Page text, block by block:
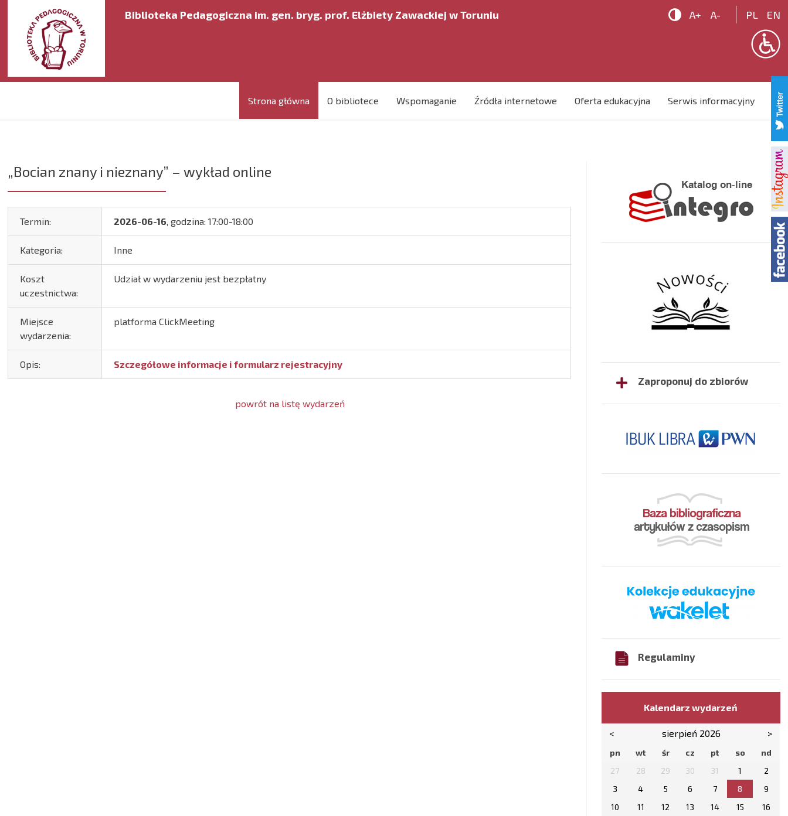
Biblioteka Pedagogiczna im. gen. bryg. prof. Elżbiety Zawackiej w Toruniu  A+ A- PL EN
Strona główna O bibliotece Wspomaganie Źródła internetowe Oferta edukacyjna Serwis informacyjny 
„Bocian znany i nieznany” – wykład online
Termin: 2026-06-16, godzina: 17:00-18:00
Kategoria: Inne
Koszt
uczestnictwa:
Udział w wydarzeniu jest bezpłatny
Miejsce
wydarzenia:
platforma ClickMeeting
Opis: Szczegółowe informacje i formularz rejestracyjny
powrót na listę wydarzeń
Zaproponuj do zbiorów
Regulaminy
Kalendarz wydarzeń
< sierpień 2026 >
pn wt śr cz pt so
nd
27
28 29 30 31 1
2
3
4 5 6 7 8
9
10
11 12 13 14 15
16